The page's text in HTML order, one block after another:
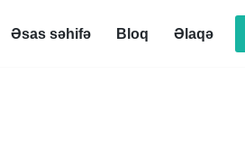
Əsas səhifə Bloq Əlaqə